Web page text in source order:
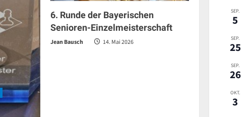
6. Runde der Bayerischen
Senioren-Einzelmeisterschaft
Jean Bausch 14. Mai 2026
SEP.
5
SEP.
25
SEP.
26
OKT.
3